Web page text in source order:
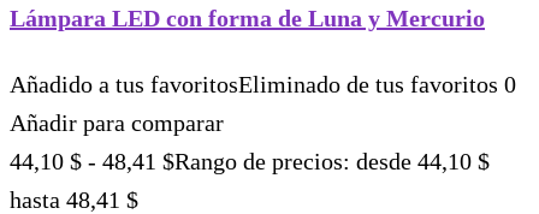
Lámpara LED con forma de Luna y Mercurio
Añadido a tus favoritosEliminado de tus favoritos 0
Añadir para comparar
44,10 $ - 48,41 $Rango de precios: desde 44,10 $
hasta 48,41 $